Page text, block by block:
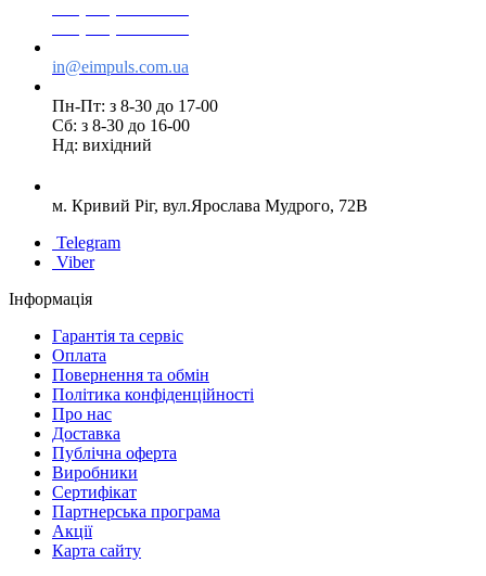
in@eimpuls.com.ua
Пн-Пт: з 8-30 до 17-00
Сб: з 8-30 до 16-00
Нд: вихідний
м. Кривий Ріг, вул.Ярослава Мудрого, 72В
Telegram
Viber
Інформація
Гарантія та сервіс
Оплата
Повернення та обмін
Політика конфіденційності
Про нас
Доставка
Публічна оферта
Виробники
Сертифікат
Партнерська програма
Акції
Карта сайту